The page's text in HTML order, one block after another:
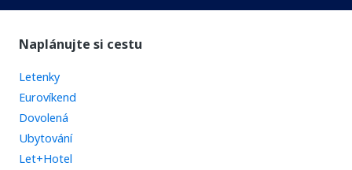
Naplánujte si cestu
Letenky
Eurovíkend
Dovolená
Ubytování
Let+Hotel